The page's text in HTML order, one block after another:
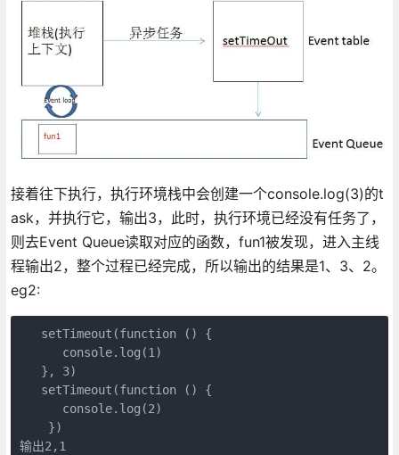
接着往下执行，执行环境栈中会创建一个console.log(3)的t
ask，并执行它，输出3，此时，执行环境已经没有任务了，
则去Event Queue读取对应的函数，fun1被发现，进入主线
程输出2，整个过程已经完成，所以输出的结果是1、3、2。
eg2:
   setTimeout(function () {
      console.log(1)
   }, 3)
   setTimeout(function () {
      console.log(2)
    })
输出2,1